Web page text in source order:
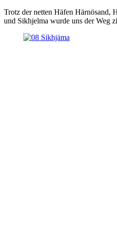
Trotz der netten Häfen
und Sikhjelma wurde uns der Weg